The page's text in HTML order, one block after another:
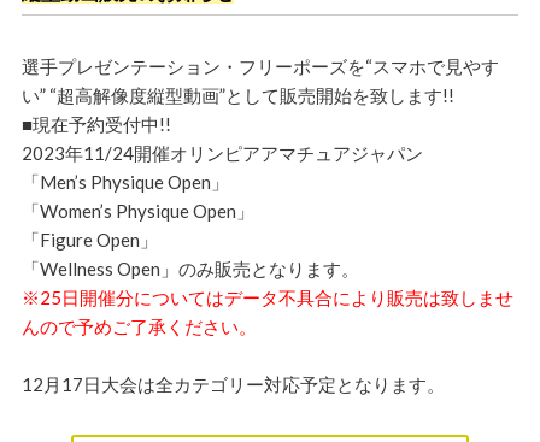
選手プレゼンテーション・フリーポーズを“スマホで見やす
い” “超高解像度縦型動画”として販売開始を致します!!
■現在予約受付中!!
2023年11/24開催オリンピアアマチュアジャパン
「Men’s Physique Open」
「Women’s Physique Open」
「Figure Open」
「Wellness Open」のみ販売となります。
※25日開催分についてはデータ不具合により販売は致しませ
んので予めご了承ください。
12月17日大会は全カテゴリー対応予定となります。